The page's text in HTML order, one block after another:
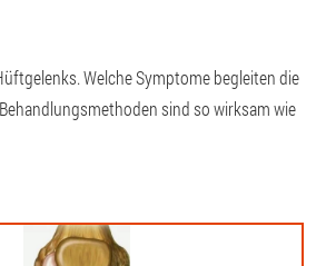
Welche Symptome begleiten die
sind so wirksam wie